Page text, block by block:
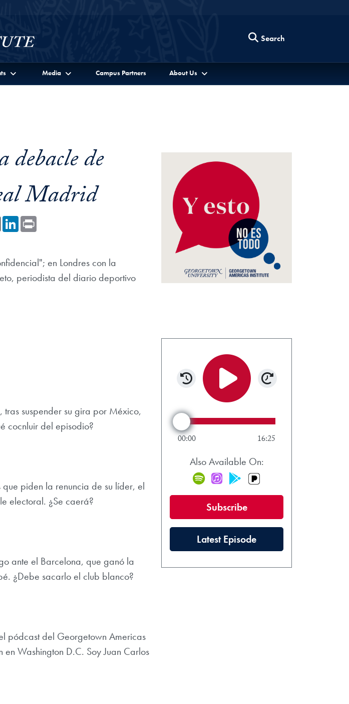
Search
Media Campus Partners About Us
de
Madrid
X LinkedIn
Print
en Londres con la
periodista del diario deportivo
suspender su gira por México,
cocnluir del episodio?
que piden la renuncia de su líder, el
electoral. ¿Se caerá?
ante el Barcelona, que ganó la
¿Debe sacarlo el club blanco?
pódcast del Georgetown Americas
Washington D.C. Soy Juan Carlos
Rewind 15 seconds
Audio Scrubber
00:00 16:25
Also Available On:
Spotify
iTunesGoogle Play
Subscribe(new window)
Latest Episode(new window)